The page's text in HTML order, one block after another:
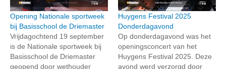
Opening Nationale sportweek
bij Basisschool de Driemaster
Vrijdagochtend 19 september
is de Nationale sportweek bij
Basisschool de Driemaster
geopend door wethouder
Huygens Festival 2025
Donderdagavond
Op donderdagavond was het
openingsconcert van het
Huygens Festival 2025. Deze
avond werd verzorgd door